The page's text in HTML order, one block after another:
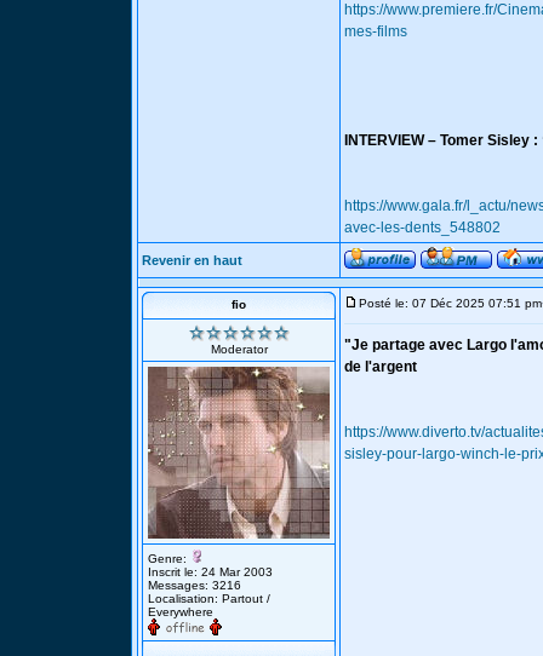
https://www.premiere.fr/
mes-films
INTERVIEW – Tomer
https://www.gala.fr/l_actu/
avec-les-dents_548802
Revenir en haut
fio
Moderator
Genre:
Inscrit le: 24 Mar 2003
Messages: 3216
Localisation: Partout /
Everywhere
Posté le: 07 Déc 2025 07:51 pm
"Je partage avec Largo
de l'argent
https://www.diverto.tv/
sisley-pour-largo-winch-le-